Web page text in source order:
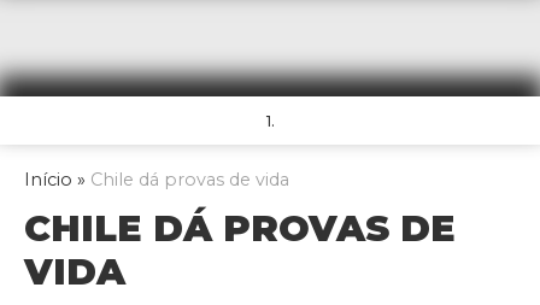
1.
Início » Chile dá provas de vida
CHILE DÁ PROVAS DE
VIDA